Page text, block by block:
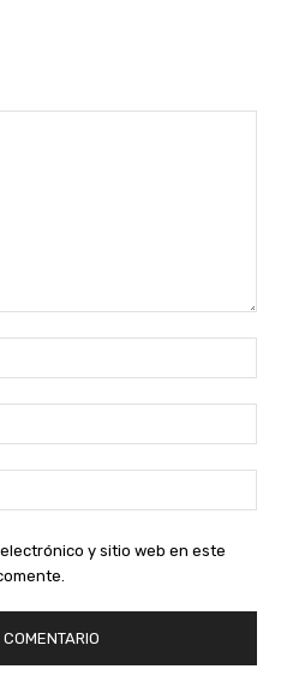
y sitio web en este